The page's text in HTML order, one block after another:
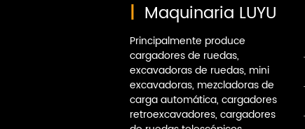
| Maquinaria LUYU
Principalmente produce
cargadores de ruedas,
excavadoras de ruedas, mini
excavadoras, mezcladoras de
carga automática, cargadores
retroexcavadores, cargadores